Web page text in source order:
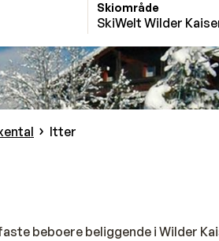
Skiområde
SkiWelt Wilder
Itter
beboere beliggende i Wilder